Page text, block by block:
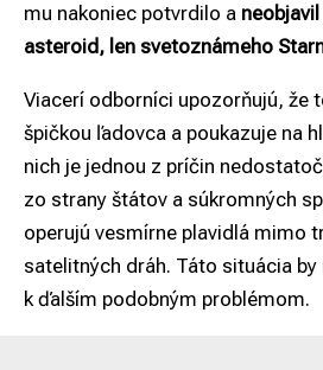
mu nakoniec potvrdilo a
asteroid, len svetoznámeho
Viacerí odborníci upozorňujú, že
špičkou ľadovca a poukazuje na
nich je jednou z príčin
zo strany štátov a súkromných
operujú vesmírne plavidlá mimo
satelitných dráh. Táto situácia
k ďalším podobným problémom.